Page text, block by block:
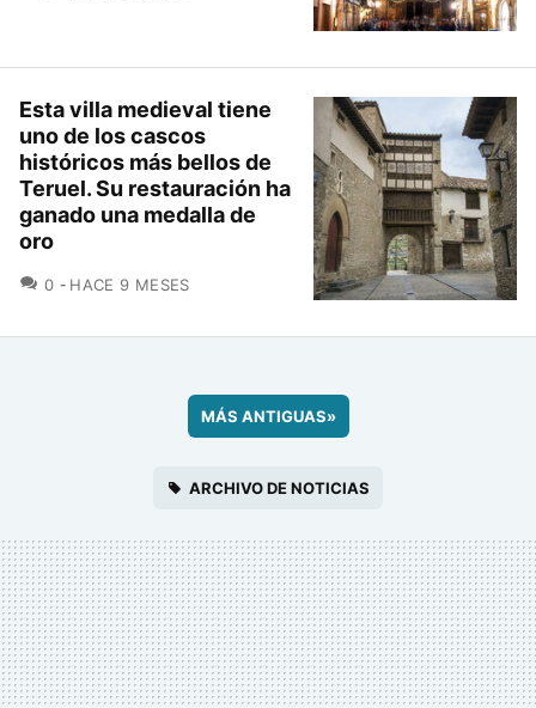
Esta villa medieval tiene
uno de los cascos
históricos más bellos de
Teruel. Su restauración ha
ganado una medalla de
oro
0 COMENTARIOS
HACE 9 MESES
MÁS ANTIGUAS»
ARCHIVO DE NOTICIAS